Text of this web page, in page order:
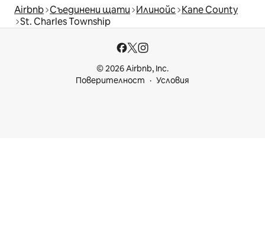
Airbnb Съединени щати Илинойс Kane County
St. Charles Township
© 2026 Airbnb, Inc.
Поверителност
Условия